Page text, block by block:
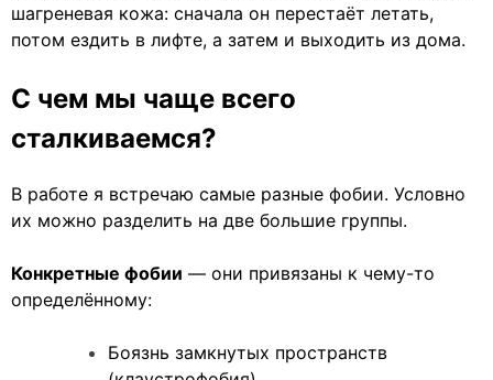
шагреневая кожа: сначала он перестаёт летать,
потом ездить в лифте, а затем и выходить из дома.
С чем мы чаще всего
сталкиваемся?
В работе я встречаю самые разные фобии. Условно
их можно разделить на две большие группы.
Конкретные фобии — они привязаны к чему-то
определённому:
Боязнь замкнутых пространств